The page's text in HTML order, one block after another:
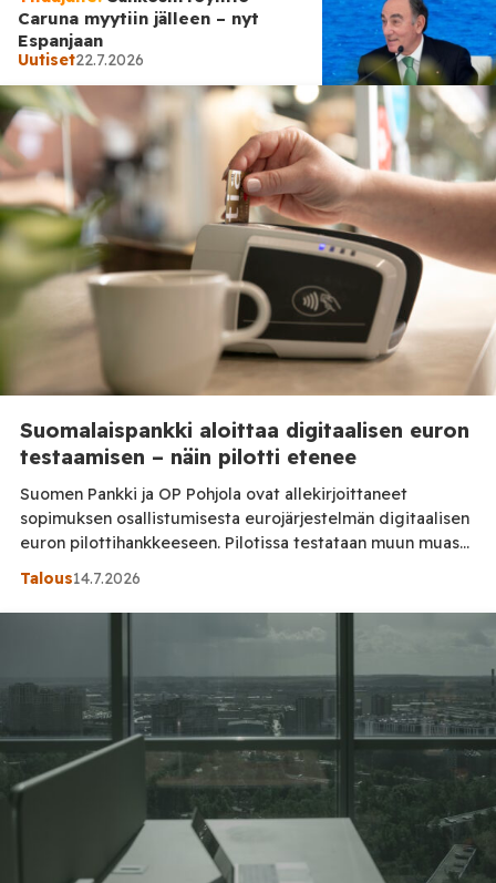
Caruna myytiin jälleen – nyt
Espanjaan
Uutiset22.7.2026
17.7.2026
EU-komissiolta
päästökauppamuutos – Suomi
korostaa vakautta ja
ennustettavuutta
Suomalaispankki aloittaa digitaalisen euron
testaamisen – näin pilotti etenee
Suomen Pankki ja OP Pohjola ovat allekirjoittaneet
sopimuksen osallistumisesta eurojärjestelmän digitaalisen
euron pilottihankkeeseen. Pilotissa testataan muun muassa
digitaalisen euron teknisiä ratkaisuja, maksuprosesseja ja
vahvistaa suomalaisten toimijoiden osallistumista
eurooppalaisen maksamisen tulevaisuuden kehittämiseen.
eteenpäin digitaalisen euron valmistelutyössä. Pilotin
avulla saamme käytännön kokemuksia siitä, miten
digitaalinen euro voisi […]
Talous14.7.2026